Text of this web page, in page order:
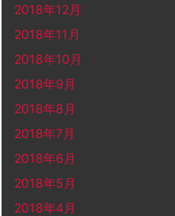
2018年12月
2018年11月
2018年10月
2018年9月
2018年8月
2018年7月
2018年6月
2018年5月
2018年4月